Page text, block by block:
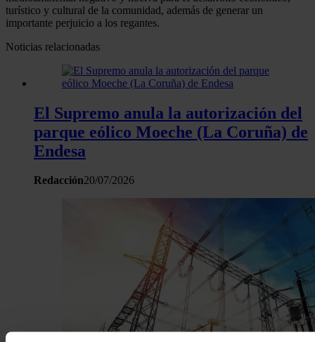
turístico y cultural de la comunidad, además de generar un
importante perjuicio a los regantes.
Noticias relacionadas
El Supremo anula la autorización del
parque eólico Moeche (La Coruña) de
Endesa
Redacción20/07/2026